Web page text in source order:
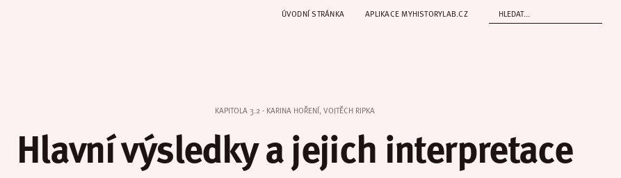
ÚVODNÍ STRÁNKA APLIKACE MYHISTORYLAB.CZ
KAPITOLA 3.2 - KARINA HOŘENÍ, VOJTĚCH RIPKA
Hlavní výsledky a jejich interpretace